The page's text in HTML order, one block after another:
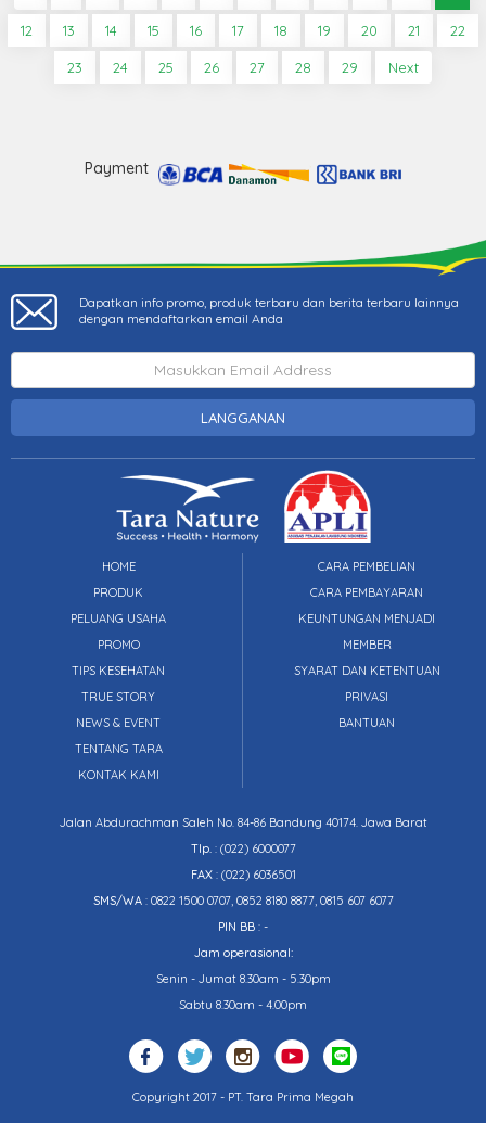
12 13 14 15 16 17 18 19 20 21 22
23 24 25 26 27 28 29 Next
Payment
Dapatkan info promo, produk terbaru dan berita terbaru lainnya
dengan mendaftarkan email Anda
LANGGANAN
HOME
PRODUK
PELUANG USAHA
PROMO
TIPS KESEHATAN
TRUE STORY
NEWS & EVENT
TENTANG TARA
KONTAK KAMI
CARA PEMBELIAN
CARA PEMBAYARAN
KEUNTUNGAN MENJADI
MEMBER
SYARAT DAN KETENTUAN
PRIVASI
BANTUAN
Jalan Abdurachman Saleh No. 84-86 Bandung 40174. Jawa Barat
Tlp.: (022) 6000077
FAX: (022) 6036501
SMS/WA: 0822 1500 0707, 0852 8180 8877, 0815 607 6077
PIN BB : -
Jam operasional:
Senin - Jumat 8.30am - 5.30pm
Sabtu 8.30am - 4.00pm
Copyright 2017 - PT. Tara Prima Megah